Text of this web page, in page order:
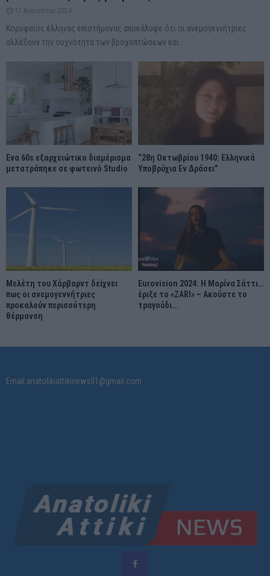
17 Αυγούστου 2024
Κορυφαίος έλληνας επιστήμονας αποκάλυψε ότι οι ανεμογεννήτριες
αλλάζουν την συχνότητα των βροχοπτώσεων και...
Ένα 60s εξαρχειώτικο διαμέρισμα
μετατράπηκε σε φωτεινό Studio
“28η Οκτωβρίου 1940: Ελληνικά
Υποβρύχια Εν Δράσει”
Μελέτη του Χάρβαρντ δείχνει
πως οι ανεμογεννήτριες
προκαλούν περισσότερη
θέρμανση
Eurovision 2024: Η Μαρίνα Σάττι…
έριξε το «ZARI» – Ακούστε το
τραγούδι...
Email:anatolikiattikinews01@gmail.com